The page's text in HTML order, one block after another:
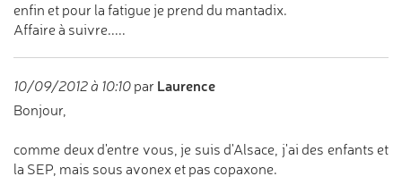
enfin et pour la fatigue je prend du mantadix.
Affaire à suivre.....
10/09/2012 à 10:10 par Laurence
Bonjour,
comme deux d'entre vous, je suis d'Alsace, j'ai des enfants et
la SEP, mais sous avonex et pas copaxone.